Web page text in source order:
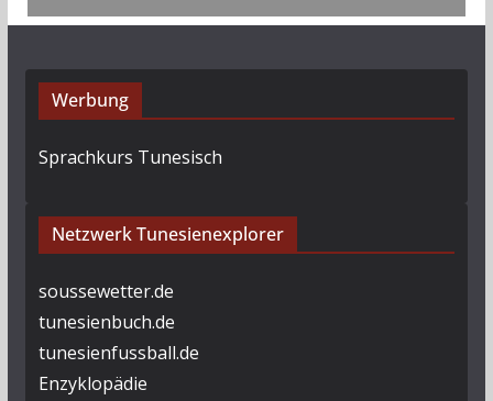
Werbung
Sprachkurs Tunesisch
Netzwerk Tunesienexplorer
soussewetter.de
tunesienbuch.de
tunesienfussball.de
Enzyklopädie